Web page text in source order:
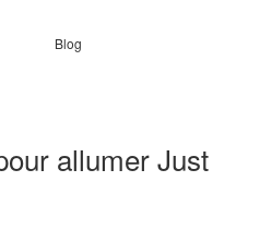
Blog
allumer Just